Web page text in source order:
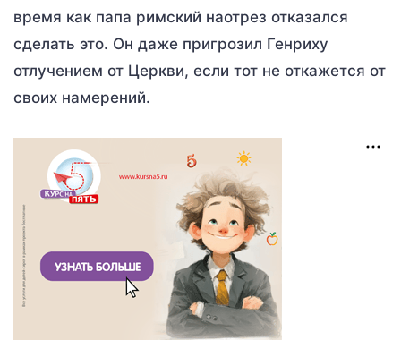
время как папа римский наотрез отказался
сделать это. Он даже пригрозил Генриху
отлучением от Церкви, если тот не откажется от
своих намерений.